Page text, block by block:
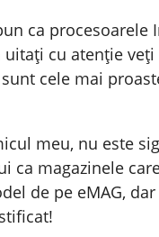
ca
cu atenție
cele mai
meu, nu este
ca magazinele
de pe eMAG,